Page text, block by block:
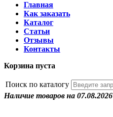
Главная
Как заказать
Каталог
Статьи
Отзывы
Контакты
Корзина пуста
Поиск по каталогу
Наличие товаров на 07.08.2026